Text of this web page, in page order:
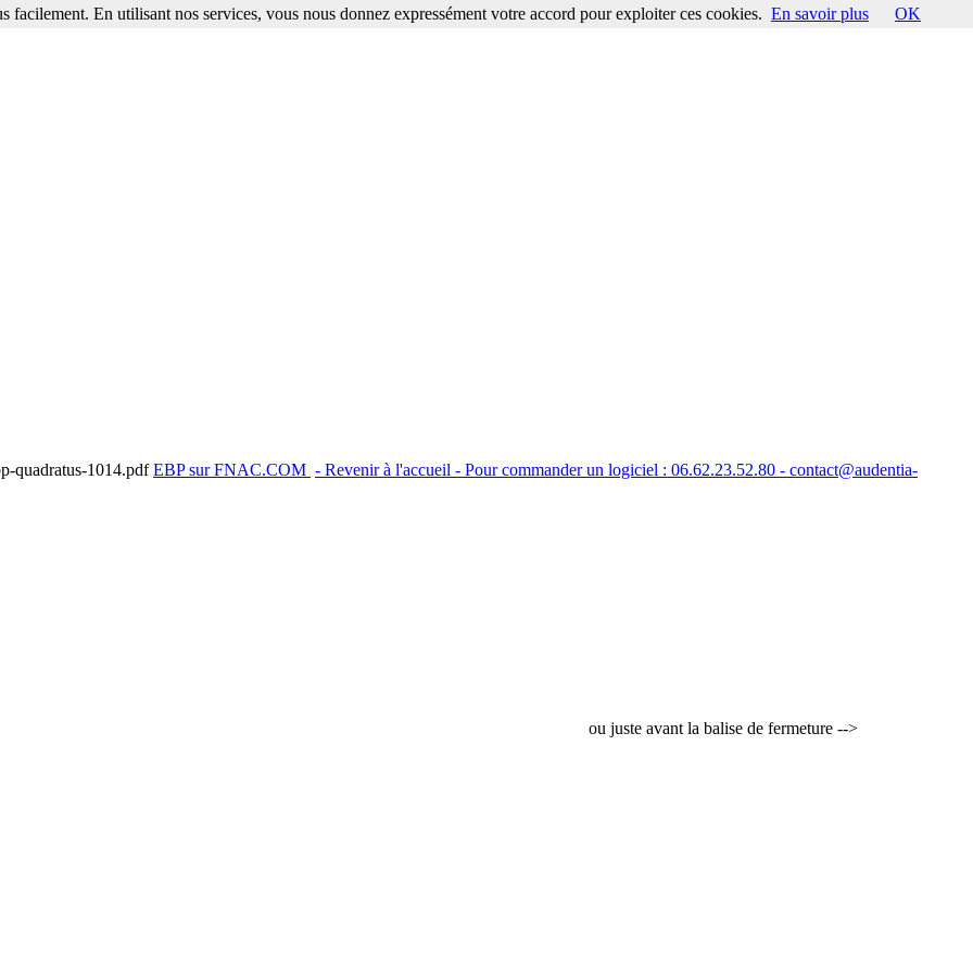
quadratus-1014.pdfEBP sur FNAC.COM - Revenir à l'accueil - Pour commander un logiciel : 06.62.23.52.80 - contact@audentia-
ou juste avant la balise de fermeture -->
facilement. En utilisant nos services, vous nous donnez expressément votre accord pour exploiter ces cookies. En savoir plus OK